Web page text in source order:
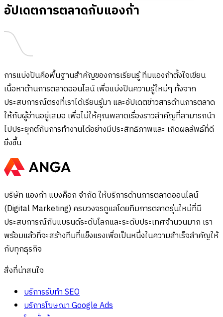
อัปเดตการตลาดกับแองก้า
การแบ่งปันคือพื้นฐานสำคัญของการเรียนรู้ ทีมแองก้าตั้งใจเขียน
เนื้อหาด้านการตลาดออนไลน์ เพื่อแบ่งปันความรู้ใหม่ๆ ทั้งจาก
ประสบการณ์ตรงที่เราได้เรียนรู้มา และอัปเดตข่าวสารด้านการตลาด
ให้กับผู้อ่านอยู่เสมอ เพื่อไม่ให้คุณพลาดเรื่องราวสำคัญที่สามารถนำ
ไปประยุกต์กับการทำงานได้อย่างมีประสิทธิภาพและ เกิดผลลัพธ์ที่ดี
ยิ่งขึ้น
บริษัท แองก้า แบงค็อก จำกัด ให้บริการด้านการตลาดออนไลน์
(Digital Marketing) ครบวงจรดูแลโดยทีมการตลาดรุ่นใหม่ที่มี
ประสบการณ์กับแบรนด์ระดับโลกและระดับประเทศจำนวนมาก เรา
พร้อมแล้วที่จะสร้างทีมที่แข็งแรงเพื่อเป็นหนึ่งในความสำเร็จสำคัญให้
กับทุกธุรกิจ
สิ่งที่น่าสนใจ
บริการรับทำ SEO
บริการโฆษณา Google Ads